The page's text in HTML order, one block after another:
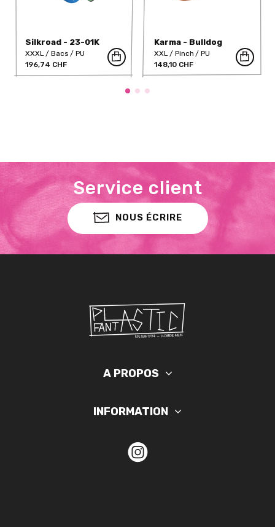
Silkroad - 23-01K
XXXL Bacs
PU
196,74 CHF
Karma - Bulldog
XXL Pinch
PU
148,10 CHF
Service client
NOUS ÉCRIRE
A PROPOS
INFORMATION